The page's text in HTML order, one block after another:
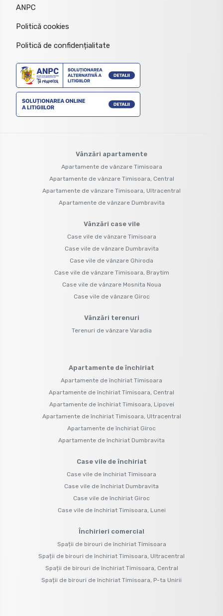
ANPC
Politică cookies
Politică de confidențialitate
Vânzări apartamente
Apartamente de vânzare Timisoara
Apartamente de vânzare Timisoara, Central
Apartamente de vânzare Timisoara, Ultracentral
Apartamente de vânzare Dumbravita
Vânzări case vile
Case vile de vânzare Timisoara
Case vile de vânzare Dumbravita
Case vile de vânzare Ghiroda
Case vile de vânzare Timisoara, Braytim
Case vile de vânzare Mosnita Noua
Case vile de vânzare Giroc
Vânzări terenuri
Terenuri de vânzare Varadia
Apartamente de închiriat
Apartamente de închiriat Timisoara
Apartamente de închiriat Timisoara, Central
Apartamente de închiriat Timisoara, Lipovei
Apartamente de închiriat Timisoara, Ultracentral
Apartamente de închiriat Giroc
Apartamente de închiriat Dumbravita
Case vile de închiriat
Case vile de închiriat Timisoara
Case vile de închiriat Dumbravita
Case vile de închiriat Giroc
Case vile de închiriat Timisoara, Lunei
Închirieri comercial
Spații de birouri de închiriat Timisoara
Spații de birouri de închiriat Timisoara, Ultracentral
Spații de birouri de închiriat Timisoara, Central
Spații de birouri de închiriat Timisoara, P-ta Unirii